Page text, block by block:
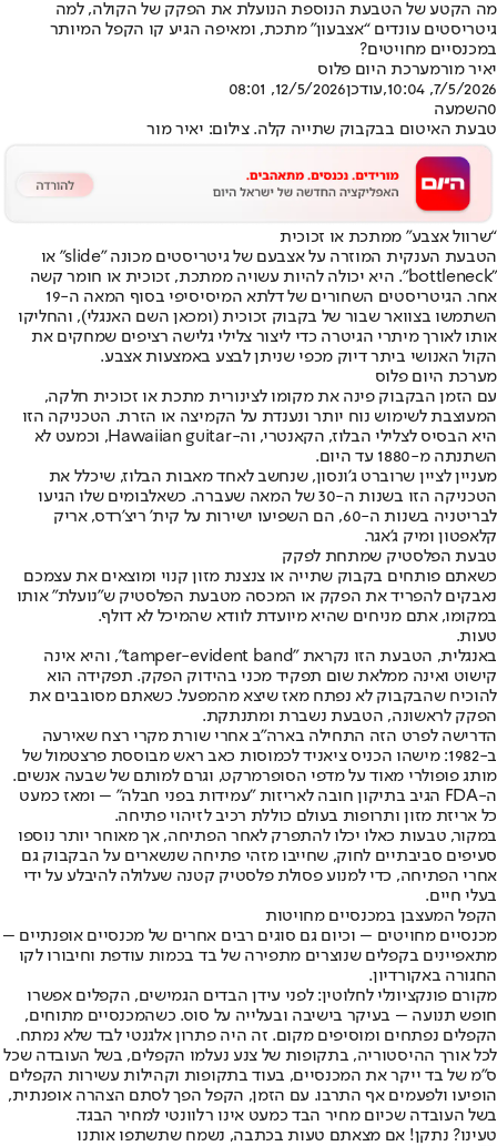
מה הקטע של הטבעת הנוספת הנועלת את הפקק של הקולה, למה
גיטריסטים עונדים “אצבעון" מתכת, ומאיפה הגיע קו הקפל המיותר
במכנסיים מחויטים?
יאיר מורמערכת היום פלוס
7/5/2026, 10:04
,עודכן12/5/2026, 08:01
0השמעה
טבעת האיטום בבקבוק שתייה קלה. צילום: יאיר מור
“שרוול אצבע" ממתכת או זכוכית
הטבעת הענקית המוזרה על אצבעם של גיטריסטים מכונה "slide" או
"bottleneck". היא יכולה להיות עשויה ממתכת, זכוכית או חומר קשה
אחר. הגיטריסטים השחורים של דלתא המיסיסיפי בסוף המאה ה-19
השתמשו בצוואר שבור של בקבוק זכוכית (ומכאן השם האנגלי), והחליקו
אותו לאורך מיתרי הגיטרה כדי ליצור צלילי גלישה רציפים שמחקים את
הקול האנושי ביתר דיוק מכפי שניתן לבצע באמצעות אצבע.
מערכת היום פלוס
עם הזמן הבקבוק פינה את מקומו לצינורית מתכת או זכוכית חלקה,
המעוצבת לשימוש נוח יותר ונענדת על הקמיצה או הזרת. הטכניקה הזו
היא הבסיס לצלילי הבלוז, הקאנטרי, וה-Hawaiian guitar, וכמעט לא
השתנתה מ-1880 עד היום.
מעניין לציין שרוברט ג'ונסון, שנחשב לאחד מאבות הבלוז, שיכלל את
הטכניקה הזו בשנות ה-30 של המאה שעברה. כשאלבומים שלו הגיעו
לבריטניה בשנות ה-60, הם השפיעו ישירות על קית' ריצ'רדס, אריק
קלאפטון ומיק ג'אגר.
טבעת הפלסטיק שמתחת לפקק
כשאתם פותחים בקבוק שתייה או צנצנת מזון קנוי ומוצאים את עצמכם
נאבקים להפריד את הפקק או המכסה מטבעת הפלסטיק ש"נועלת" אותו
במקומו, אתם מניחים שהיא מיועדת לוודא שהמיכל לא דולף.
טעות.
באנגלית, הטבעת הזו נקראת "tamper-evident band", והיא אינה
קישוט ואינה ממלאת שום תפקיד מכני בהידוק הפקק. תפקידה הוא
להוכיח שהבקבוק לא נפתח מאז שיצא מהמפעל. כשאתם מסובבים את
הפקק לראשונה, הטבעת נשברת ומתנתקת.
הדרישה לפרט הזה התחילה בארה"ב אחרי שורת מקרי רצח שאירעה
ב-1982: מישהו הכניס ציאניד לכמוסות כאב ראש מבוססת פרצטמול של
מותג פופולרי מאוד על מדפי הסופרמרקט, וגרם למותם של שבעה אנשים.
ה-FDA הגיב בתיקון חובה לאריזות "עמידות בפני חבלה" – ומאז כמעט
כל אריזת מזון ותרופות בעולם כוללת רכיב לזיהוי פתיחה.
במקור, טבעות כאלו יכלו להתפרק לאחר הפתיחה, אך מאוחר יותר נוספו
סעיפים סביבתיים לחוק, שחייבו מזהי פתיחה שנשארים על הבקבוק גם
אחרי הפתיחה, כדי למנוע פסולת פלסטיק קטנה שעלולה להיבלע על ידי
בעלי חיים.
הקפל המעצבן במכנסיים מחויטות
מכנסיים מחויטים – וכיום גם סוגים רבים אחרים של מכנסיים אופנתיים –
מתאפיינים בקפלים שנוצרים מתפירה של בד בכמות עודפת וחיבורו לקו
החגורה באקורדיון.
מקורם פונקציונלי לחלוטין: לפני עידן הבדים הגמישים, הקפלים אפשרו
חופש תנועה – בעיקר בישיבה ובעלייה על סוס. כשהמכנסיים מתוחים,
הקפלים נפתחים ומוסיפים מקום. זה היה פתרון אלגנטי לבד שלא נמתח.
לכל אורך ההיסטוריה, בתקופות של צנע נעלמו הקפלים, בשל העובדה שכל
ס"מ של בד ייקר את המכנסיים, בעוד בתקופות וקהילות עשירות הקפלים
הופיעו ולפעמים אף התרבו. עם הזמן, הקפל הפך לסתם הצהרה אופנתית,
בשל העובדה שכיום מחיר הבד כמעט אינו רלוונטי למחיר הבגד.
טעינו? נתקן! אם מצאתם טעות בכתבה, נשמח שתשתפו אותנו